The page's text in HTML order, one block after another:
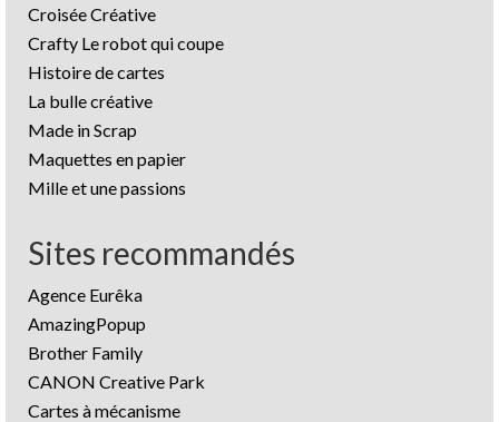
Croisée Créative
Crafty Le robot qui coupe
Histoire de cartes
La bulle créative
Made in Scrap
Maquettes en papier
Mille et une passions
Sites recommandés
Agence Eurêka
AmazingPopup
Brother Family
CANON Creative Park
Cartes à mécanisme